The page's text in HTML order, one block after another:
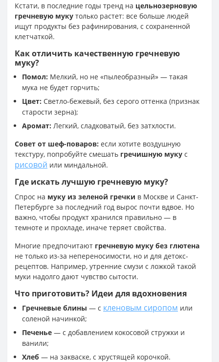
Кстати, в последние годы тренд на цельнозерновую
гречневую муку только растет: все больше людей
ищут продукты без рафинирования, с сохраненной
клетчаткой.
Как отличить качественную гречневую
муку?
Помол: Мелкий, но не «пылеобразный» — такая
мука не будет горчить;
Цвет: Светло-бежевый, без серого оттенка (признак
старости зерна);
Аромат: Легкий, сладковатый, без затхлости.
Совет от шеф-поваров: если хотите воздушную
текстуру, попробуйте смешать гречишную муку с
рисовой или миндальной.
Где искать лучшую гречневую муку?
Спрос на муку из зеленой гречки в Москве и Санкт-
Петербурге за последний год вырос почти вдвое. Но
важно, чтобы продукт хранился правильно — в
темноте и прохладе, иначе теряет свойства.
Многие предпочитают гречневую муку без глютена
не только из-за непереносимости, но и для детокс-
рецептов. Например, утренние смузи с ложкой такой
муки надолго дают чувство сытости.
Что приготовить? Идеи для вдохновения
Гречневые блины — с кленовым сиропом или
соленой начинкой;
Печенье — с добавлением кокосовой стружки и
ванили;
Хлеб — на закваске, с хрустящей корочкой.